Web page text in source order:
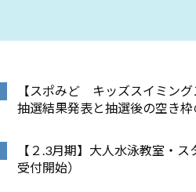
【スポみど キッズスイミン
抽選結果発表と抽選後の空き
【２.3月期】大人水泳教室・
受付開始）